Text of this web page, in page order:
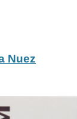
Nuez